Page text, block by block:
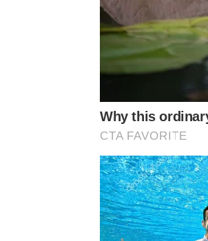
Why this
CTA FAVORITE